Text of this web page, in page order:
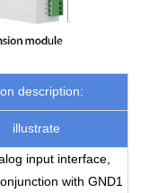
description:
illustrate
input interface,
with GND1